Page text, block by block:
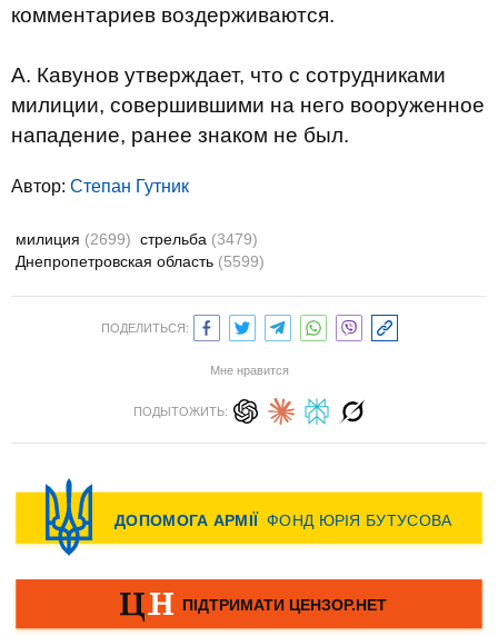
комментариев воздерживаются.
А. Кавунов утверждает, что с сотрудниками
милиции, совершившими на него вооруженное
нападение, ранее знаком не был.
Автор: Степан Гутник
милиция (2699) стрельба (3479)
Днепропетровская область (5599)
ПОДЕЛИТЬСЯ:
Мне нравится
ПОДЫТОЖИТЬ: